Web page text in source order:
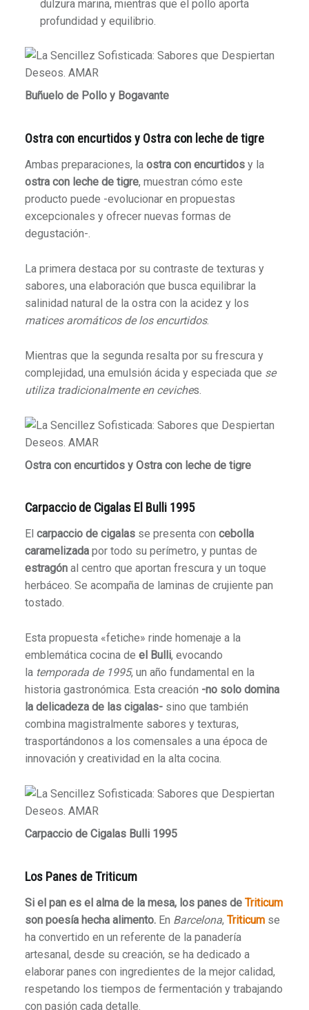
dulzura marina, mientras que el pollo aporta
profundidad y equilibrio.
Buñuelo de Pollo y Bogavante
Ostra con encurtidos y Ostra con leche de tigre
Ambas preparaciones, la ostra con encurtidosy la
ostra con leche de tigre, muestran cómo este
producto puede -evolucionar en propuestas
excepcionales y ofrecer nuevas formas de
degustación-.
La primera destaca por su contraste de texturas y
sabores, una elaboración que busca equilibrar la
salinidad natural de la ostra con la acidez y los
matices aromáticos de los encurtidos.
Mientras que la segunda resalta por su frescura y
complejidad, una emulsión ácida y especiada que se
utiliza tradicionalmente en ceviches.
Ostra con encurtidos y Ostra con leche de tigre
Carpaccio de Cigalas El Bulli 1995
El carpaccio de cigalasse presenta con cebolla
caramelizadapor todo su perímetro, y puntas de
estragónal centro que aportan frescura y un toque
herbáceo. Se acompaña de laminas de crujiente pan
tostado.
Esta propuesta «fetiche» rinde homenaje a la
emblemática cocina de el Bulli, evocando
la temporada de 1995, un año fundamental en la
historia gastronómica. Esta creación -no solo domina
la delicadeza de las cigalas-sino que también
combina magistralmente sabores y texturas,
trasportándonos a los comensales a una época de
innovación y creatividad en la alta cocina.
Carpaccio de Cigalas Bulli 1995
Los Panes de Triticum
Si el pan es el alma de la mesa, los panes de Triticum
son poesía hecha alimento.En Barcelona, Triticumse
ha convertido en un referente de la panadería
artesanal, desde su creación, se ha dedicado a
elaborar panes con ingredientes de la mejor calidad,
respetando los tiempos de fermentación y trabajando
con pasión cada detalle.